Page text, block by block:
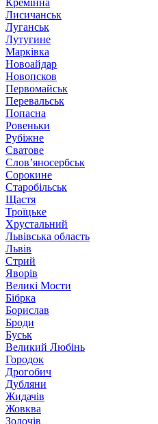
Кремінна
Лисичанськ
Луганськ
Лутугине
Марківка
Новоайдар
Новопсков
Первомайськ
Перевальськ
Попасна
Ровеньки
Рубіжне
Сватове
Слов’яносербськ
Сорокине
Старобільськ
Щастя
Троїцьке
Хрустальний
Львівська область
Львів
Стрий
Яворів
Великі Мости
Бібрка
Борислав
Броди
Буськ
Великий Любінь
Городок
Дрогобич
Дубляни
Жидачів
Жовква
Золочів